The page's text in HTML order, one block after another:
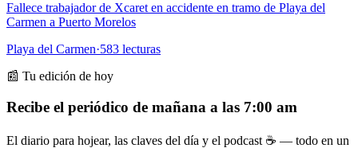
Fallece trabajador de Xcaret en accidente en tramo de Playa del
Carmen a Puerto Morelos
Playa del Carmen·583 lecturas
📰 Tu edición de hoy
Recibe el periódico de mañana a las 7:00 am
El diario para hojear, las claves del día y el podcast ☕ — todo en un